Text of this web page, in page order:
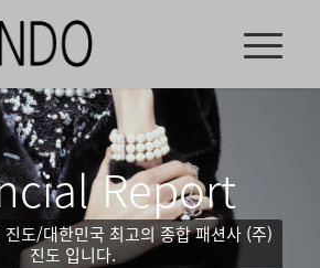
Report
도/대한민국 최고의 종합 패션사 (주)
진도 입니다.